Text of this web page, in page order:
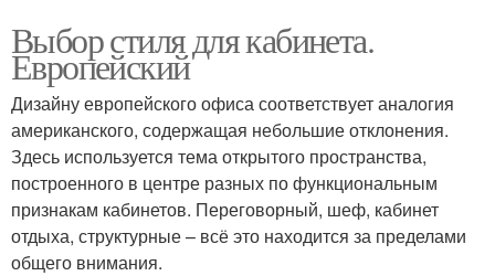
Выбор стиля для кабинета.
Европейский
Дизайну европейского офиса соответствует аналогия
американского, содержащая небольшие отклонения.
Здесь используется тема открытого пространства,
построенного в центре разных по функциональным
признакам кабинетов. Переговорный, шеф, кабинет
отдыха, структурные – всё это находится за пределами
общего внимания.